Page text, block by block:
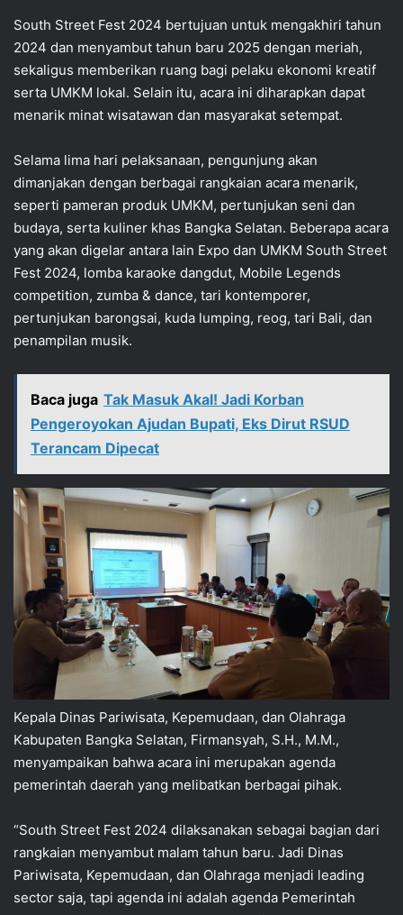
South Street Fest 2024 bertujuan untuk mengakhiri tahun
2024 dan menyambut tahun baru 2025 dengan meriah,
sekaligus memberikan ruang bagi pelaku ekonomi kreatif
serta UMKM lokal. Selain itu, acara ini diharapkan dapat
menarik minat wisatawan dan masyarakat setempat.
Selama lima hari pelaksanaan, pengunjung akan
dimanjakan dengan berbagai rangkaian acara menarik,
seperti pameran produk UMKM, pertunjukan seni dan
budaya, serta kuliner khas Bangka Selatan. Beberapa acara
yang akan digelar antara lain Expo dan UMKM South Street
Fest 2024, lomba karaoke dangdut, Mobile Legends
competition, zumba & dance, tari kontemporer,
pertunjukan barongsai, kuda lumping, reog, tari Bali, dan
penampilan musik.
Baca juga Tak Masuk Akal! Jadi Korban
Pengeroyokan Ajudan Bupati, Eks Dirut RSUD
Terancam Dipecat
Kepala Dinas Pariwisata, Kepemudaan, dan Olahraga
Kabupaten Bangka Selatan, Firmansyah, S.H., M.M.,
menyampaikan bahwa acara ini merupakan agenda
pemerintah daerah yang melibatkan berbagai pihak.
“South Street Fest 2024 dilaksanakan sebagai bagian dari
rangkaian menyambut malam tahun baru. Jadi Dinas
Pariwisata, Kepemudaan, dan Olahraga menjadi leading
sector saja, tapi agenda ini adalah agenda Pemerintah